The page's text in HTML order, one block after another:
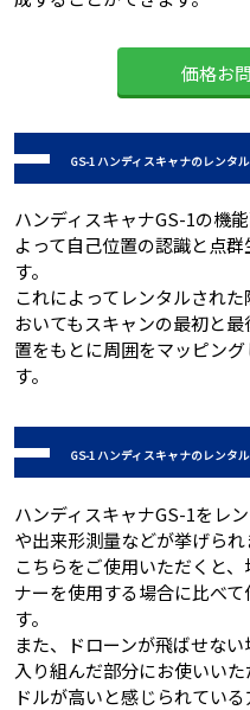
価格お
GS-1 ハンディスキャナのレンタル
ハンディスキャナGS-1の機
よって自己位置の認識と点
す。
これによってレンタルされ
おいてもスキャンの最初と
置をもとに周囲をマッピン
す。
GS-1 ハンディスキャナのレンタル
ハンディスキャナGS-1をレ
や出来形測量などが挙げられ
こちらをご使用いただくと
ナーを使用する場合に比べ
す。
また、ドローンが飛ばせな
入り組んだ部分にお使いい
ドルが高いと感じられている